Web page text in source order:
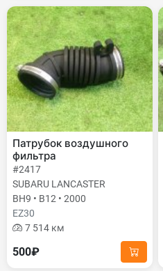
Патрубок воздушного
фильтра
#2417
SUBARU LANCASTER
BH9 • B12 • 2000
EZ30
7 514 км
500₽